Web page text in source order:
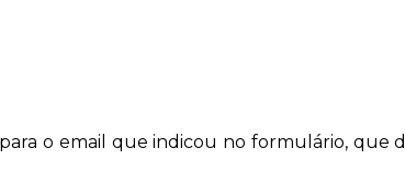
o email que indicou no formulário, que